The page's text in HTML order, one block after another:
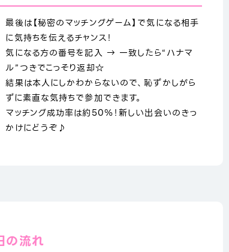
最後は【秘密のマッチングゲーム】で気になる相手
に気持ちを伝えるチャンス！
気になる方の番号を記入 → 一致したら“ハナマ
ル”つきでこっそり返却☆
結果は本人にしかわからないので、恥ずかしがら
ずに素直な気持ちで参加できます。
マッチング成功率は約50％！新しい出会いのきっ
かけにどうぞ♪
の流れ